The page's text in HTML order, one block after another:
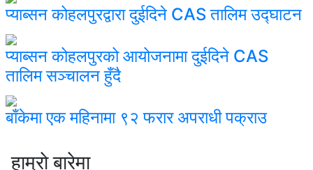
प्याब्सन कोहलपुरद्वारा दुईदिने CAS तालिम उद्घाटन
प्याब्सन कोहलपुरको आयोजनामा दुईदिने CAS
तालिम सञ्चालन हुँदै
बाँकेमा एक महिनामा ९२ फरार अपराधी पक्राउ
हाम्राे बारेमा